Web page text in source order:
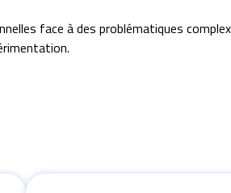
face à des problématiques